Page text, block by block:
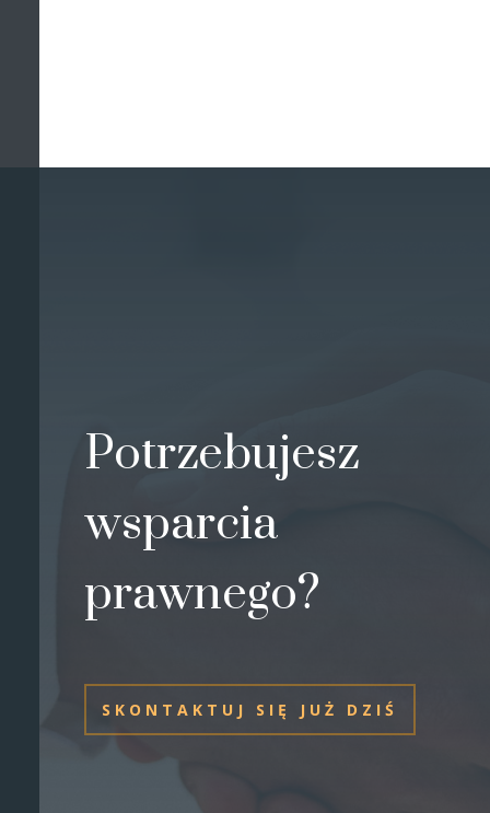
Potrzebujesz
wsparcia
prawnego?
SKONTAKTUJ SIĘ JUŻ DZIŚ